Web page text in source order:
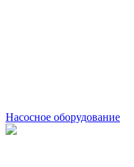
Насосное оборудование